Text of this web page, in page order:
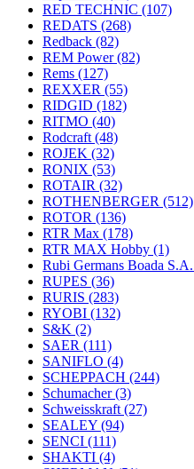
RED TECHNIC (107)
REDATS (268)
Redback (82)
REM Power(82)
Rems (127)
REXXER (55)
RIDGID (182)
RITMO (40)
Rodcraft (48)
ROJEK (32)
RONIX (53)
ROTAIR (32)
ROTHENBERGER (512)
ROTOR (136)
RTR Max (178)
RTR MAX Hobby (1)
Rubi Germans Boada S.A.
RUPES (36)
RURIS (283)
RYOBI (132)
S&K (2)
SAER (111)
SANIFLO (4)
SCHEPPACH (244)
Schumacher(3)
Schweisskraft (27)
SEALEY (94)
SENCI (111)
SHAKTI (4)